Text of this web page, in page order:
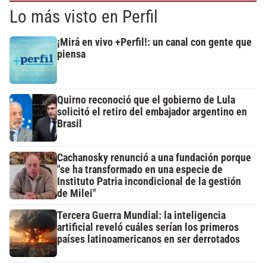
Lo más visto en Perfil
¡Mirá en vivo +Perfil!: un canal con gente que
piensa
Quirno reconoció que el gobierno de Lula
solicitó el retiro del embajador argentino en
Brasil
Cachanosky renunció a una fundación porque
"se ha transformado en una especie de
Instituto Patria incondicional de la gestión
de Milei"
Tercera Guerra Mundial: la inteligencia
artificial reveló cuáles serían los primeros
países latinoamericanos en ser derrotados